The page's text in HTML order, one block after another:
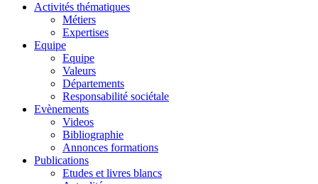
Activités thématiques
Métiers
Expertises
Equipe
Equipe
Valeurs
Départements
Responsabilité sociétale
Evènements
Videos
Bibliographie
Annonces formations
Publications
Etudes et livres blancs